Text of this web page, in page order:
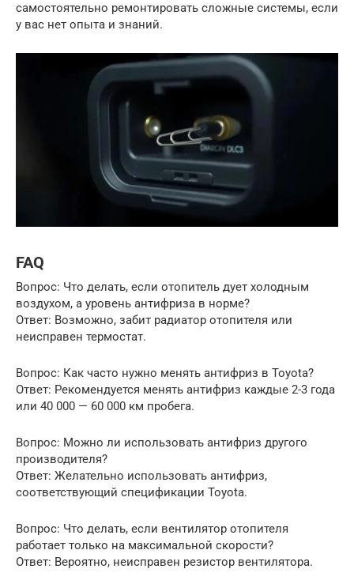
самостоятельно ремонтировать сложные системы, если
у вас нет опыта и знаний.
FAQ
Вопрос: Что делать, если отопитель дует холодным
воздухом, а уровень антифриза в норме?
Ответ: Возможно, забит радиатор отопителя или
неисправен термостат.
Вопрос: Как часто нужно менять антифриз в Toyota?
Ответ: Рекомендуется менять антифриз каждые 2-3 года
или 40 000 — 60 000 км пробега.
Вопрос: Можно ли использовать антифриз другого
производителя?
Ответ: Желательно использовать антифриз,
соответствующий спецификации Toyota.
Вопрос: Что делать, если вентилятор отопителя
работает только на максимальной скорости?
Ответ: Вероятно, неисправен резистор вентилятора.